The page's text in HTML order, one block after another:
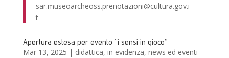
sar.museoarcheoss.prenotazioni@cultura.gov.i
t
Apertura estesa per evento “i sensi in gioco”
Mar 13, 2025 | didattica, in evidenza, news ed eventi